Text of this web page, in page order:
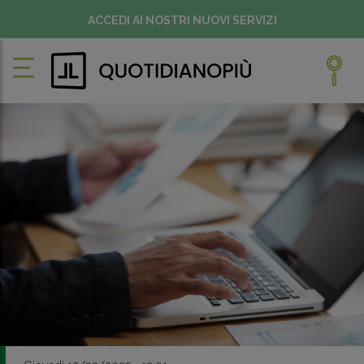
ACCEDI AI NOSTRI NUOVI SERVIZI